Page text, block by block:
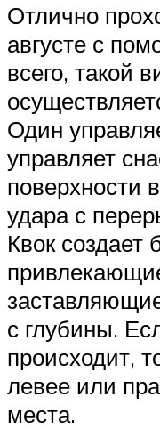
Отлично
августе с
всего, такой
Один
управляет
поверхности
удара с
Квок создает
с глубины.
происходит,
левее или
места.